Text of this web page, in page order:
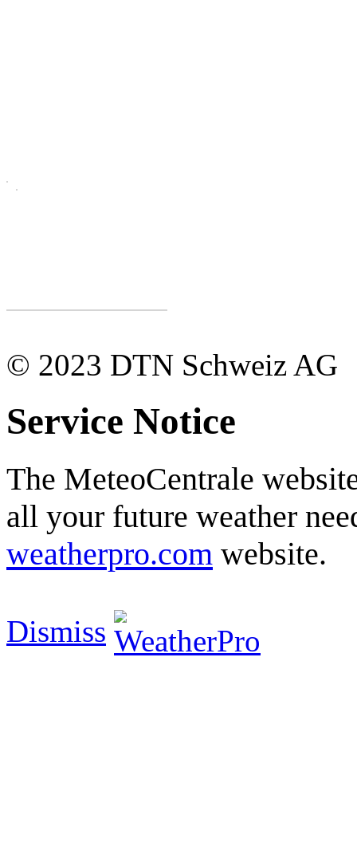
© 2023 DTN Schweiz AG
Service Notice
The MeteoCentrale
all your future weather
weatherpro.com website.
Dismiss